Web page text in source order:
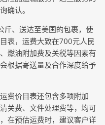
确认。
斤、送达至美国的包裹，使
表，运费大致在700元人民
燃油附加费及关税等因素有
根据寄送量及合作深度给予
费价目表还包含多项附加
关费、文件处理费等，均可
在预估运费时，建议客户详